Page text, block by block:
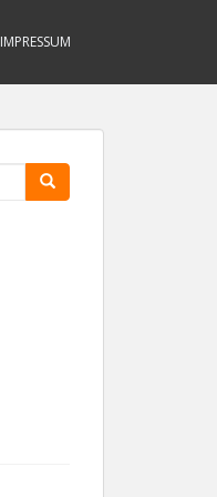
IMPRESSUM